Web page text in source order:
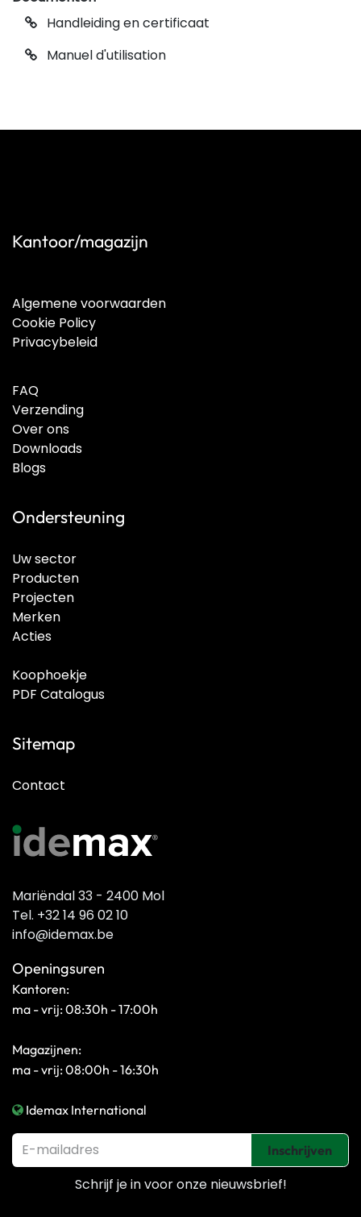
Handleiding en certificaat
Manuel d'utilisation
Kantoor/magazijn
Algemene voorwaarden
Cookie Policy
Privacybeleid
FAQ
Verzending
Over ons
Downloads
Blogs
Ondersteuning
Uw sector
Producten
Projecten
Merken
Acties
Koophoekje
PDF Catalogus
Sitemap
Contact
Mariëndal 33 - 2400 Mol
Tel. +32 14 96 02 10
info@idemax.be
Openingsuren
Kantoren:
ma - vrij: 08:30h - 17:00h
Magazijnen:
ma - vrij: 08:00h - 16:30h
Idemax International
Inschrijven
Schrijf je in voor onze nieuwsbrief!